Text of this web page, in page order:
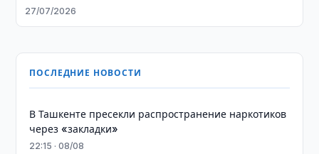
27/07/2026
ПОСЛЕДНИЕ НОВОСТИ
В Ташкенте пресекли распространение наркотиков
через «закладки»
22:15 · 08/08